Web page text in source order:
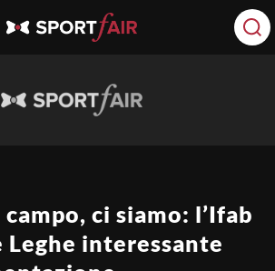
ci siamo: l’Ifab
interessante